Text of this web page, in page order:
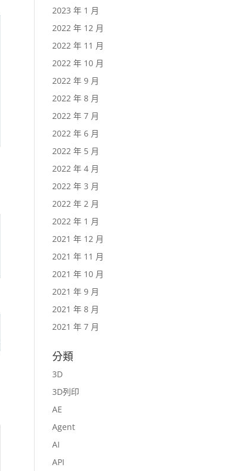
--driving_multiplier 1.75 --no_flag_stitching
2023 年 1 月
2022 年 12 月
2022 年 11 月
2022 年 10 月
2022 年 9 月
2022 年 8 月
2022 年 7 月
2022 年 6 月
2022 年 5 月
2022 年 4 月
2022 年 3 月
2022 年 2 月
2022 年 1 月
2021 年 12 月
2021 年 11 月
2021 年 10 月
2021 年 9 月
2021 年 8 月
2021 年 7 月
分類
3D
3D列印
AE
Agent
AI
API